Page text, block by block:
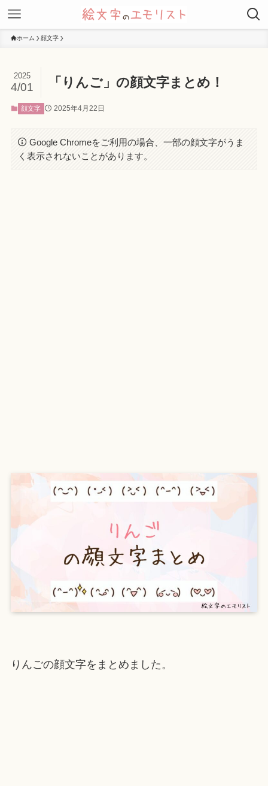
ホーム 顔文字
「りんご」の顔文字まとめ！
2025
4/01
顔文字 2025年4月22日
Google Chromeをご利用の場合、一部の顔文字がうま
く表示されないことがあります。
りんごの顔文字をまとめました。